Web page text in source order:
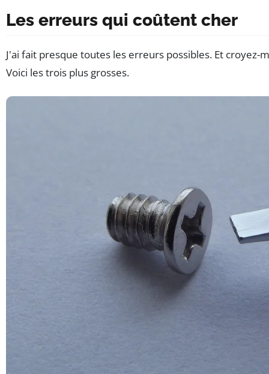
Les erreurs qui coûtent cher
J'ai fait presque toutes les erreurs possibles. Et croyez-
Voici les trois plus grosses.